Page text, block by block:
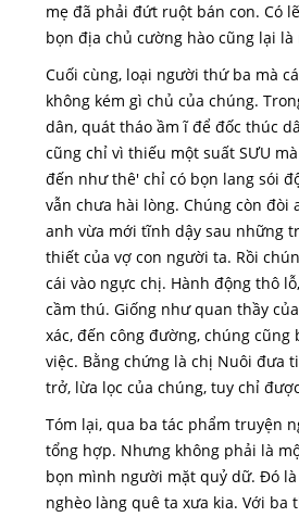
mẹ đã phải đứt ruột bán con. Có
bọn địa chủ cường hào cũng lại
Cuối cùng, loại người thứ ba mà
không kém gì chủ của chúng.
dân, quát tháo ầm ĩ để đốc thúc
cũng chỉ vì thiếu một suất SƯU
đến như thê' chỉ có bọn lang sói
vẫn chưa hài lòng. Chúng còn
anh vừa mới tĩnh dậy sau những
thiết của vợ con người ta. Rồi
cái vào ngực chị. Hành động thô
cầm thú. Giống như quan thầy
xác, đến công đường, chúng
việc. Bằng chứng là chị Nuôi đưa
trở, lừa lọc của chúng, tuy chỉ
Tóm lại, qua ba tác phẩm truyện
tổng hợp. Nhưng không phải là
bọn mình người mặt quỷ dữ. Đó
nghèo làng quê ta xưa kia. Với